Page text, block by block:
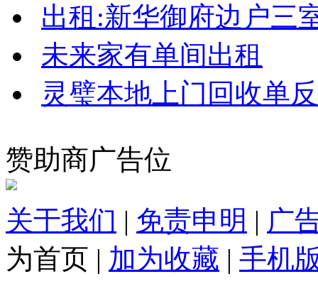
出租:新华御府边户三
未来家有单间出租
灵璧本地上门回收单
赞助商广告位
关于我们 | 免责申明 | 广
为首页 | 加为收藏 | 手机